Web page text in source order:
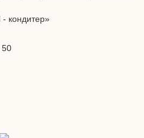
кондитер»
50